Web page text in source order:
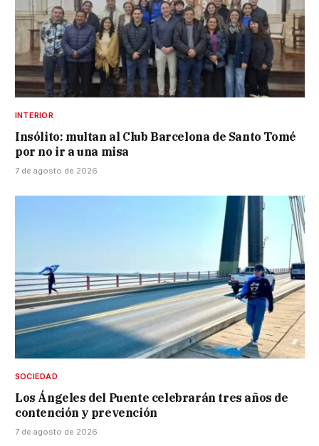
INTERIOR
Insólito: multan al Club Barcelona de Santo Tomé
por no ir a una misa
7 de agosto de 2026
SOCIEDAD
Los Ángeles del Puente celebrarán tres años de
contención y prevención
7 de agosto de 2026